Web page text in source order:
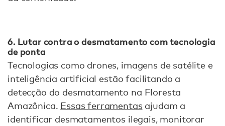
6. Lutar contra o desmatamento com tecnologia
de ponta
Tecnologias como drones, imagens de satélite e
inteligência artificial estão facilitando a
detecção do desmatamento na Floresta
Amazônica. Essas ferramentasajudam a
identificar desmatamentos ilegais, monitorar